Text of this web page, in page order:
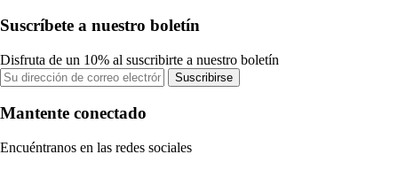
Suscríbete a nuestro boletín
Disfruta de un 10% al suscribirte a nuestro boletín
Suscribirse
Mantente conectado
Encuéntranos en las redes sociales